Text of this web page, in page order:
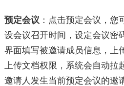
预定会议 ：点击预定会议，您
设会议召开时间，设定会议密
界面填写被邀请成员信息，上
上传文档权限，系统会自动拉
邀请人发生当前预定会议的邀